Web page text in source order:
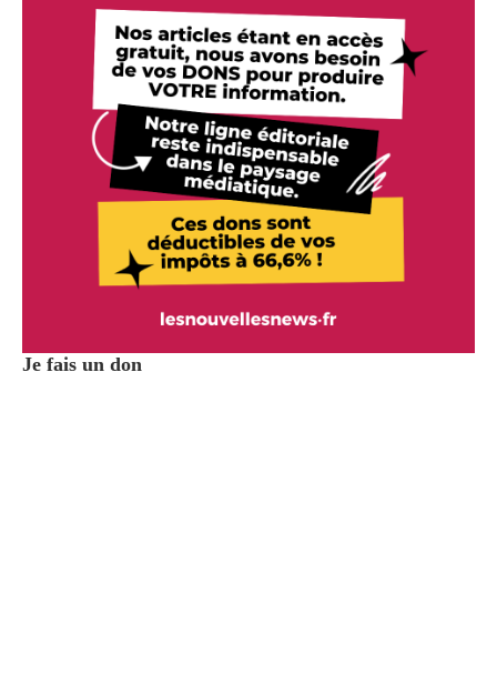
Je fais un don